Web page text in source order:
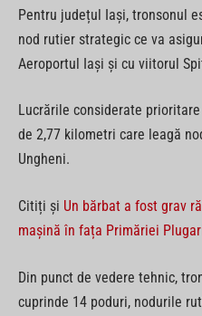
Pentru județul Iași, tronsonul
nod rutier strategic ce va
Aeroportul Iași și cu viitorul
Lucrările considerate
de 2,77 kilometri care leagă
Ungheni.
Citiți și Un bărbat a fost grav
mașină în fața Primăriei
Din punct de vedere tehnic,
cuprinde 14 poduri, nodurile